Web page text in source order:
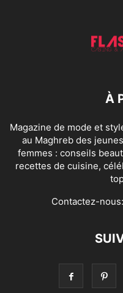
À
Magazine de mode et
au Maghreb des
femmes : conseils
recettes de cuisine,
Contactez-nous: